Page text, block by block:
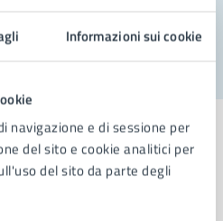
Informazioni sui cookie
navigazione e di sessione per
del sito e cookie analitici per
del sito da parte degli